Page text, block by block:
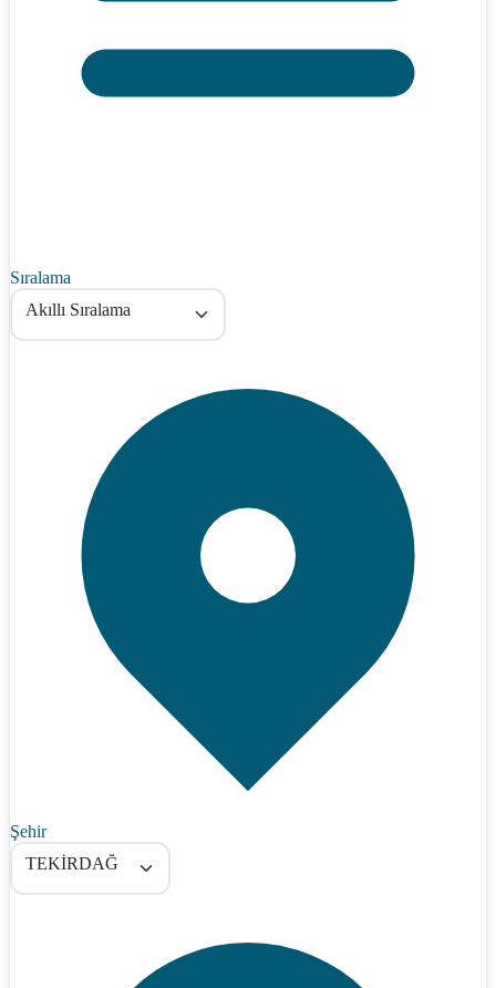
Sıralama
Akıllı Sıralama
Şehir
TEKİRDAĞ